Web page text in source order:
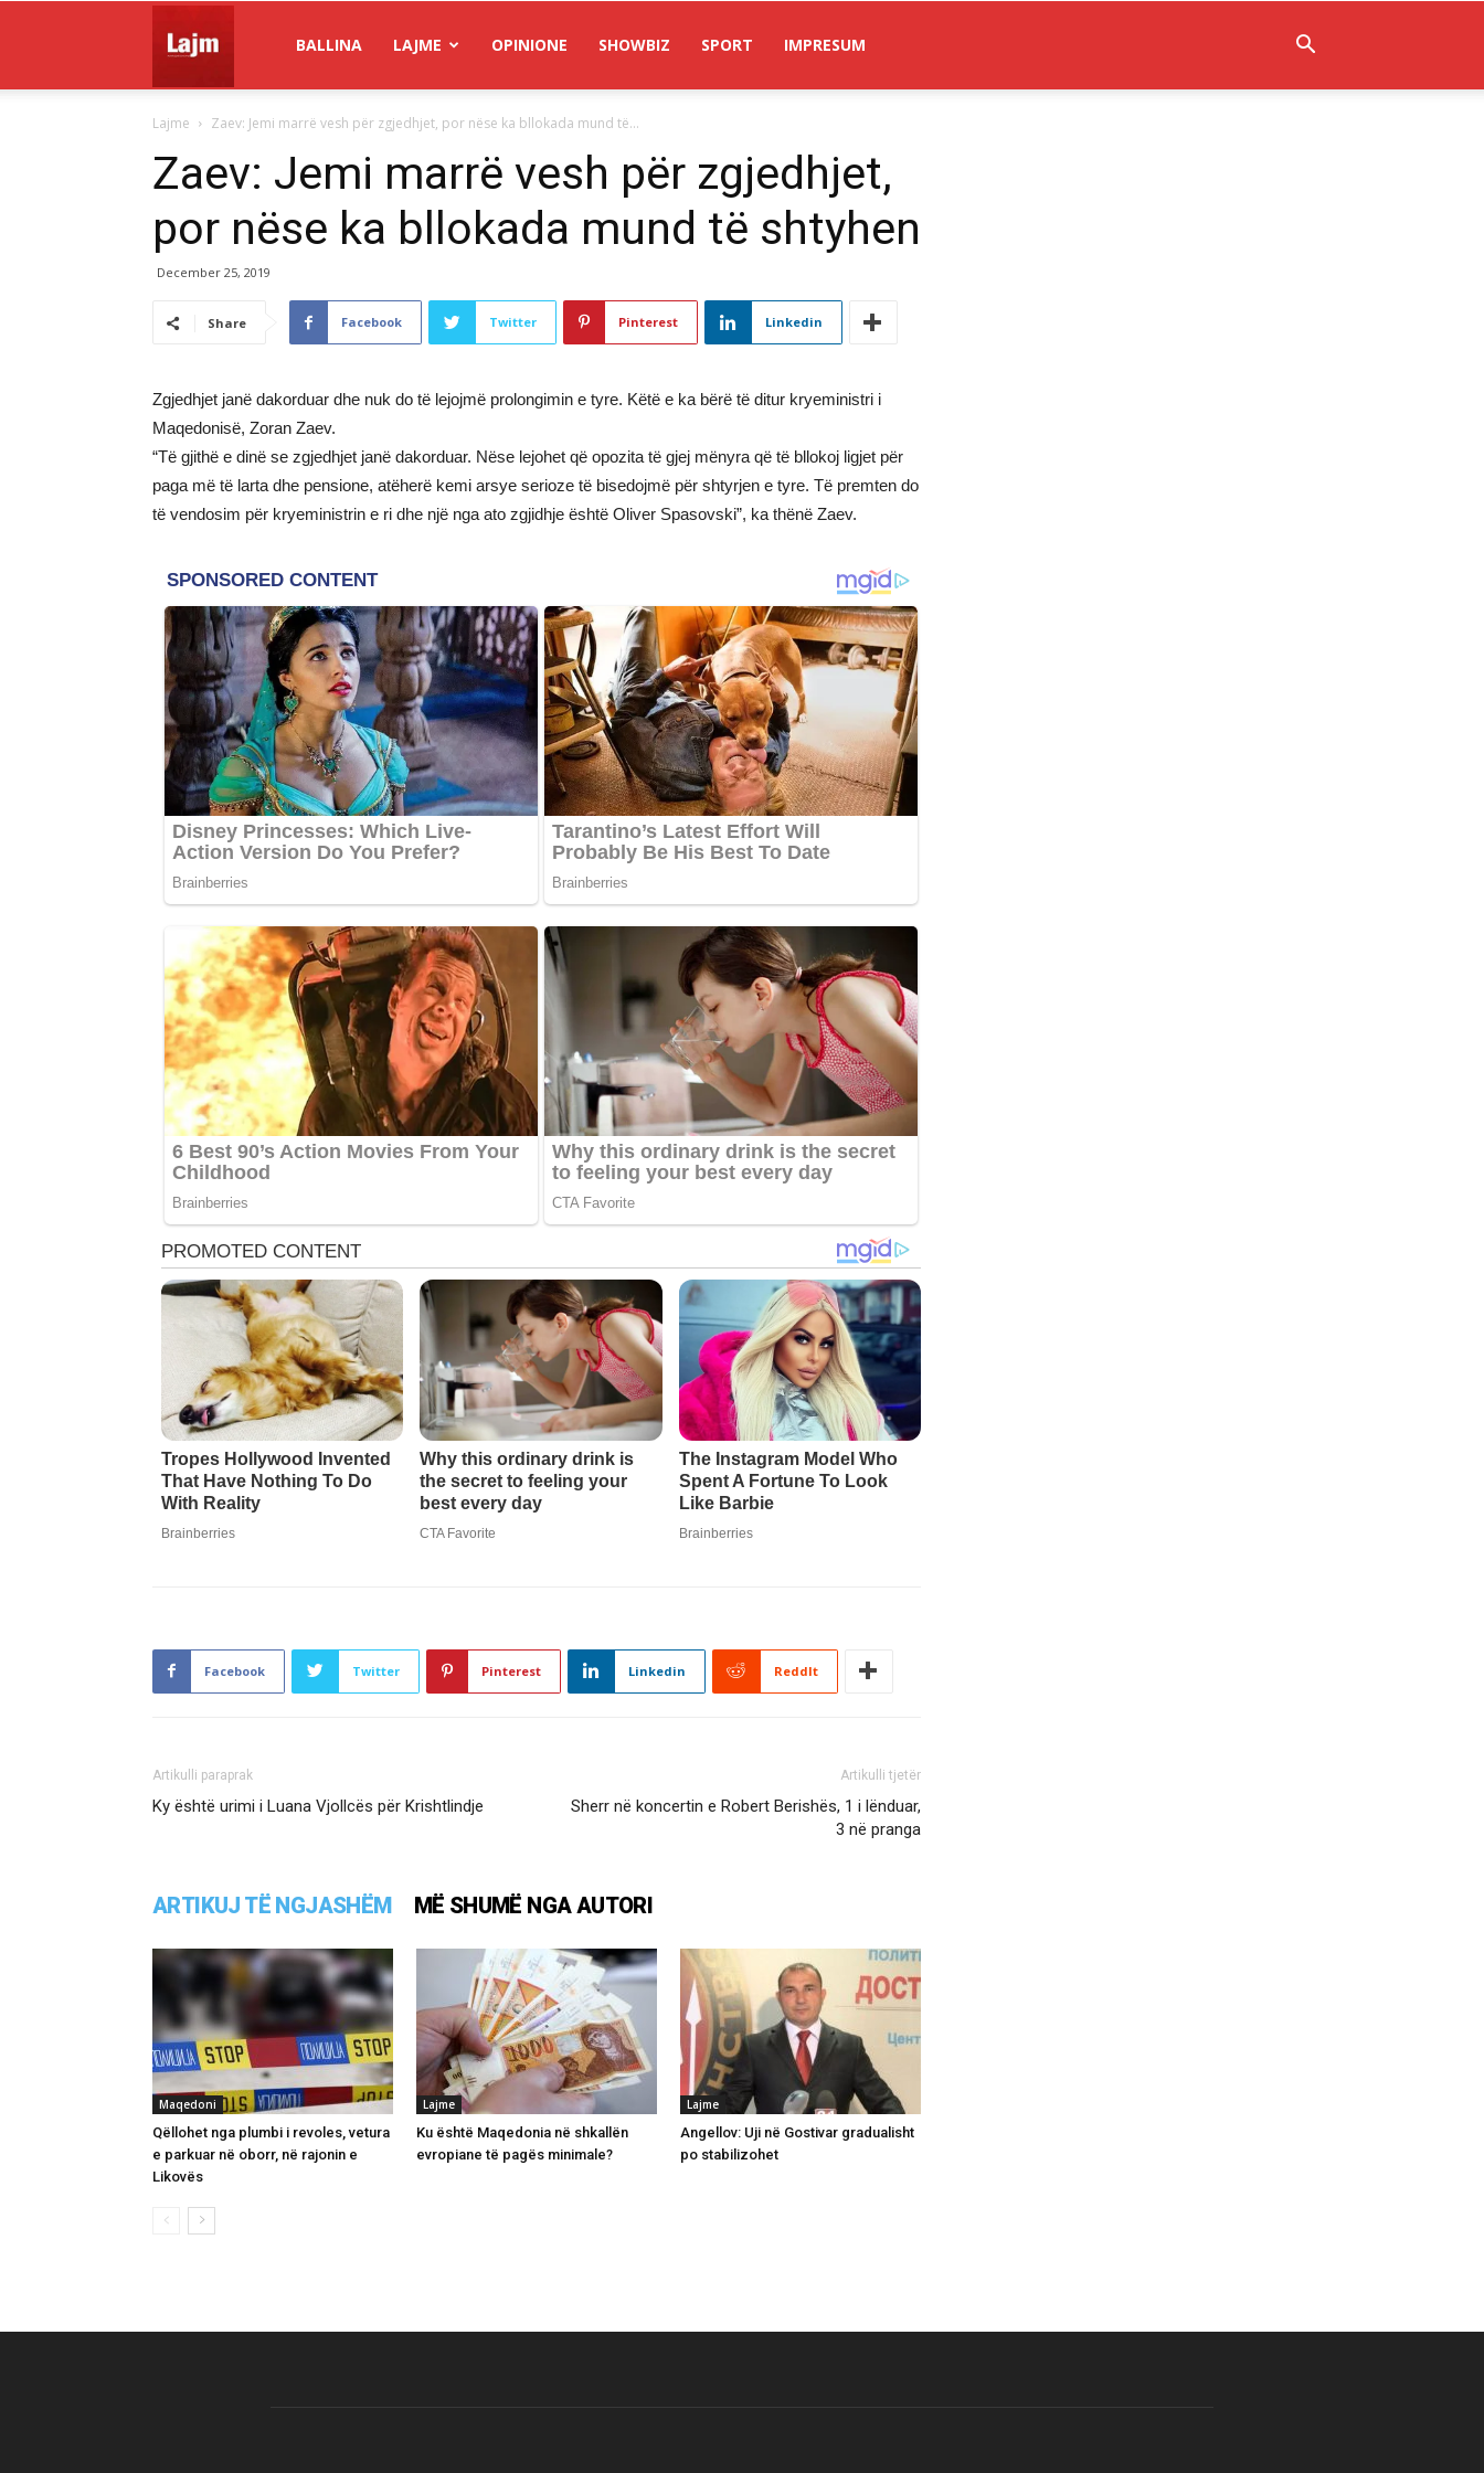
Lajm
BALLINA LAJME OPINIONE SHOWBIZ SPORT IMPRESUM
Lajme Zaev: Jemi marrë vesh për zgjedhjet, por nëse ka bllokada mund të...
Zaev: Jemi marrë vesh për zgjedhjet,
por nëse ka bllokada mund të shtyhen
December 25, 2019
Share Facebook Twitter Pinterest Linkedin
Zgjedhjet janë dakorduar dhe nuk do të lejojmë prolongimin e tyre. Këtë e ka bërë të ditur kryeministri i
Maqedonisë, Zoran Zaev.
“Të gjithë e dinë se zgjedhjet janë dakorduar. Nëse lejohet që opozita të gjej mënyra që të bllokoj ligjet për
paga më të larta dhe pensione, atëherë kemi arsye serioze të bisedojmë për shtyrjen e tyre. Të premten do
të vendosim për kryeministrin e ri dhe një nga ato zgjidhje është Oliver Spasovski”, ka thënë Zaev.
Facebook Twitter Pinterest Linkedin ReddIt
Artikulli paraprak
Ky është urimi i Luana Vjollcës për Krishtlindje
Artikulli tjetër
Sherr në koncertin e Robert Berishës, 1 i lënduar,
3 në pranga
ARTIKUJ TË NGJASHËM MË SHUMË NGA AUTORI
Maqedoni
Qëllohet nga plumbi i revoles, vetura
e parkuar në oborr, në rajonin e
Likovës
Lajme
Ku është Maqedonia në shkallën
evropiane të pagës minimale?
Lajme
Angellov: Uji në Gostivar gradualisht
po stabilizohet